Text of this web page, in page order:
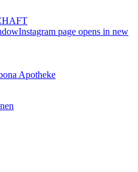
Instagram page opens in new